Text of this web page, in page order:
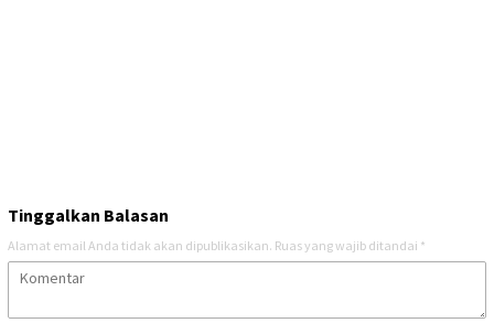
Tinggalkan Balasan
Alamat email Anda tidak akan dipublikasikan. Ruas yang wajib ditandai *